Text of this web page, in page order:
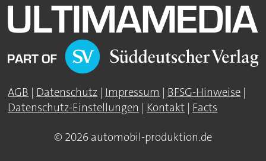
AGB Datenschutz Impressum BFSG-Hinweise
Datenschutz-Einstellungen
Kontakt Facts
© 2026 automobil-produktion.de